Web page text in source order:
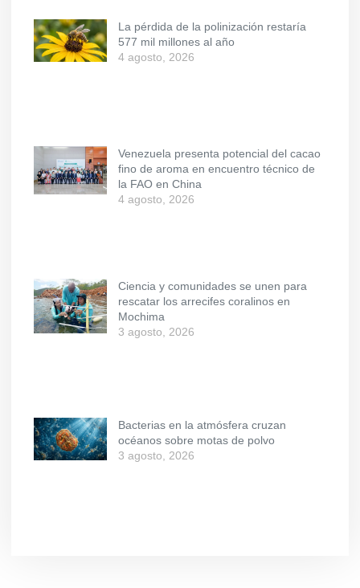
La pérdida de la polinización restaría
577 mil millones al año
4 agosto, 2026
Venezuela presenta potencial del cacao
fino de aroma en encuentro técnico de
la FAO en China
4 agosto, 2026
Ciencia y comunidades se unen para
rescatar los arrecifes coralinos en
Mochima
3 agosto, 2026
Bacterias en la atmósfera cruzan
océanos sobre motas de polvo
3 agosto, 2026